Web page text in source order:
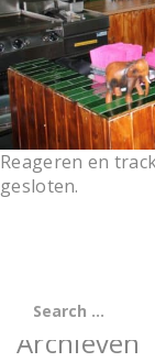
Reageren en
gesloten.
Archieven